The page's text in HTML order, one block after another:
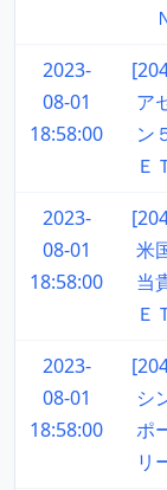
2023-
08-01
18:58:00
ア
ン
Ｅ
2023-
08-01
18:58:00
米
当
Ｅ
2023-
08-01
18:58:00
シ
ポ
リ